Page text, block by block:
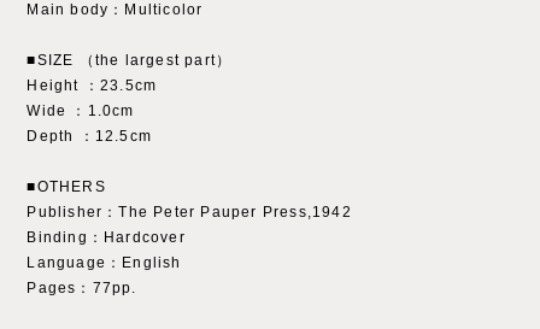
Main body：Multicolor
■SIZE （the largest part）
Height ：23.5cm
Wide ：1.0cm
Depth ：12.5cm
■OTHERS
Publisher：The Peter Pauper Press,1942
Binding：Hardcover
Language：English
Pages：77pp.